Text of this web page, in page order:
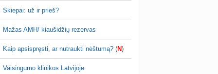
Skiepai: už ir prieš?
Mažas AMH/ kiaušidžių rezervas
Kaip apsispręsti, ar nutraukti nėštumą? (N)
Vaisingumo klinikos Latvijoje